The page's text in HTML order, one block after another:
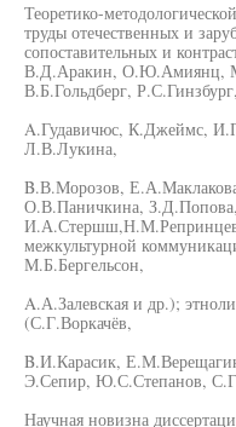
Теоретико-
труды отечественных и
сопоставительных и
В.Д.Аракин, О.Ю.Амиянц,
В.Б.Гольдберг,
A.Гудавичюс, К.Джеймс,
Л.В.Лукина,
B.В.Морозов,
О.В.Паничкина,
межкультурной
М.Б.Бергельсон,
A.А.Залевская и др.);
(С.Г.Воркачёв,
B.И.Карасик,
Э.Сепир, Ю.С.Степанов,
Научная новизна